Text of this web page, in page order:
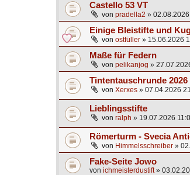
Castello 53 VT
von pradella2 »
Einige Bleistifte und
von ostfüller » 15.06.2026
Maße für Federn
von pelikanjog »
Tintentauschrunde 2026
von Xerxes » 07.04.2026
Lieblingsstifte
von ralph » 19.07.2026
Römerturm - Svecia
von Himmelsschreiber »
Fake-Seite Jowo
von ichmeisterdustift»